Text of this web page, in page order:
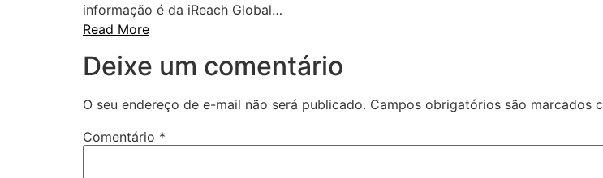
informação é da iReach Global…
Read More
Deixe um comentário
O seu endereço de e-mail não será publicado. Campos obrigatórios são marcados
Comentário *